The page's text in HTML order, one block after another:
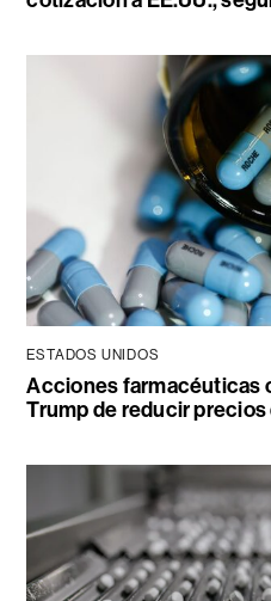
ESTADOS UNIDOS
Acciones farmacéuticas
Trump de reducir